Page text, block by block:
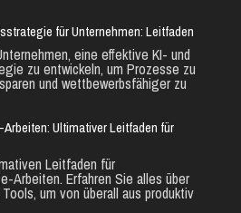
für Unternehmen: Leitfaden
eine effektive KI- und
zu entwickeln, um Prozesse zu
und wettbewerbsfähiger zu
Ultimativer Leitfaden für
Leitfaden für
Arbeiten. Erfahren Sie alles über
um von überall aus produktiv